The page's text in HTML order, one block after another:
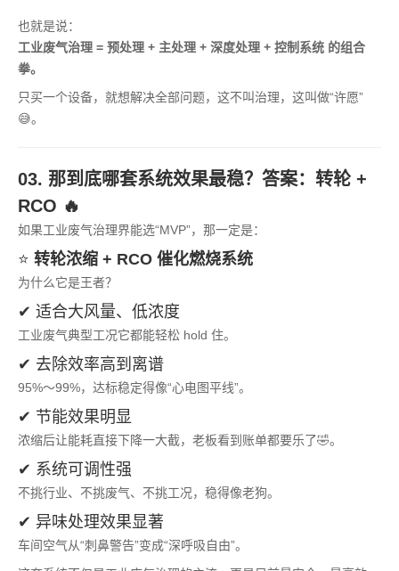
也就是说：
工业废气治理 = 预处理 + 主处理 + 深度处理 + 控制系统 的组合
拳。
只买一个设备，就想解决全部问题，这不叫治理，这叫做“许愿”
😅。
03. 那到底哪套系统效果最稳？答案：转轮 +
RCO 🔥
如果工业废气治理界能选“MVP”，那一定是：
⭐ 转轮浓缩 + RCO 催化燃烧系统
为什么它是王者？
✔ 适合大风量、低浓度
工业废气典型工况它都能轻松 hold 住。
✔ 去除效率高到离谱
95%～99%，达标稳定得像“心电图平线”。
✔ 节能效果明显
浓缩后让能耗直接下降一大截，老板看到账单都要乐了🤣。
✔ 系统可调性强
不挑行业、不挑废气、不挑工况，稳得像老狗。
✔ 异味处理效果显著
车间空气从“刺鼻警告”变成“深呼吸自由”。